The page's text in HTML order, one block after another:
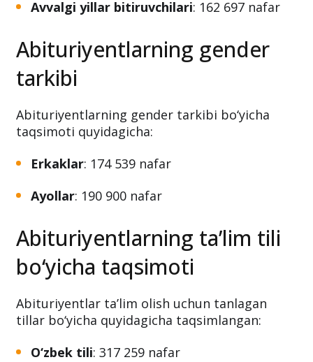
Avvalgi yillar bitiruvchilari: 162 697 nafar
Abituriyentlarning gender
tarkibi
Abituriyentlarning gender tarkibi bo‘yicha
taqsimoti quyidagicha:
Erkaklar: 174 539 nafar
Ayollar: 190 900 nafar
Abituriyentlarning ta’lim tili
bo‘yicha taqsimoti
Abituriyentlar ta’lim olish uchun tanlagan
tillar bo‘yicha quyidagicha taqsimlangan:
O‘zbek tili: 317 259 nafar